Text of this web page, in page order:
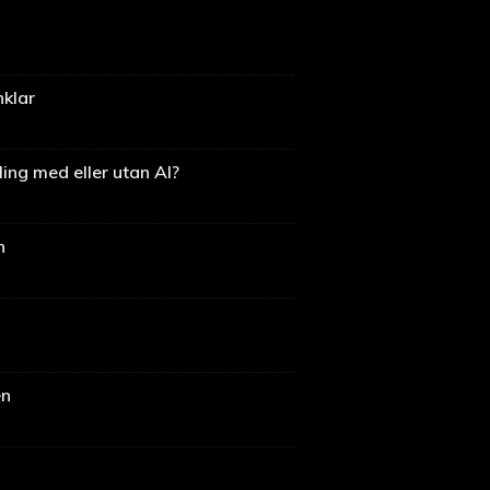
med eller utan AI?